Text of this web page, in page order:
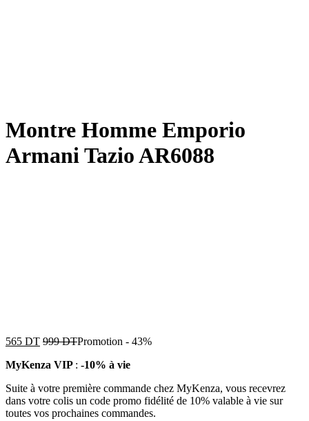
Montre Homme Emporio
Armani Tazio AR6088
565 DT 999DTPromotion - 43%
MyKenza VIP : -10% à vie
Suite à votre première commande chez MyKenza, vous recevrez
dans votre colis un code promo fidélité de 10% valable à vie sur
toutes vos prochaines commandes.